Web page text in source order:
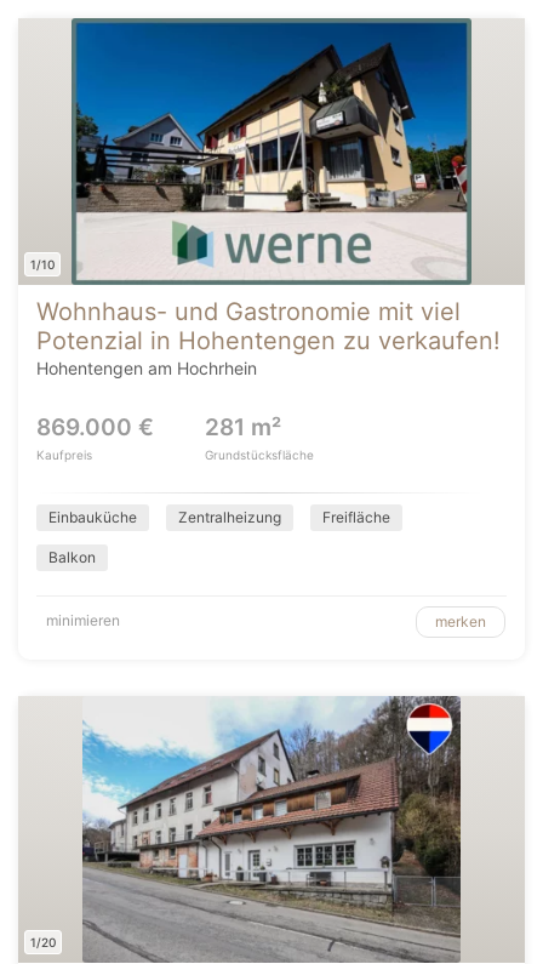
1/10
Wohnhaus- und Gastronomie mit viel
Potenzial in Hohentengen zu verkaufen!
Hohentengen am Hochrhein
869.000 €
Kaufpreis
281 m²
Grundstücksfläche
Einbauküche Zentralheizung Freifläche
Balkon
minimieren merken
1/20